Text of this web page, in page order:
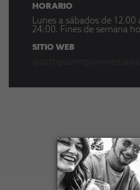
HORARIO
Lunes a sábados de
24:00. Fines de semana
SITIO WEB